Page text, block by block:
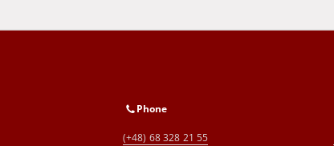
Phone
(+48) 68 328 21 55